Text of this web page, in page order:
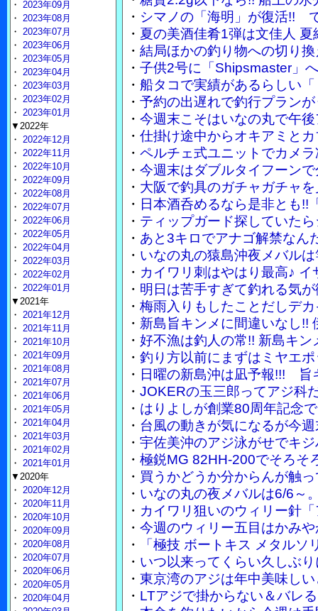
・ シマノの「海明」が復活!!
・ 夏の美酒佳肴1弾は文佳人
・ 結局ほかの釣り物への切り
・ 子供2号に「Shipsmaster」
・ 船タコで実績があるらしい
・ 予約の出遅れで釣行プラン
・ 今週末こそはいなの丸で午
・ 仕掛け途中からオキアミと
・ ペルチェ式ユニットでカメ
・ 今週末はダブルタイフーン
・ 大阪で釣具のガチャガチャ
・ 日本酒呑めるなら是非とも!!
・ ティップガード探していた
・ あと3キロでアナゴ解禁なん
・ いなの丸の猿島沖夜メバル
・ カイワリ刺はやはり最高♪
・ 明日は苦手すぎて釣れる気
・ 梅雨入りもしたことだしデ
・ 新島旨キンメに間違いなし!!
・ 好不漁は釣人の常!! 新島キ
・ 釣り方以前にまずはミヤエ
・ 日曜の新島沖は凪予報!!! 旨
・ JOKERの玉三郎ってアジ科
・ はりよしが創業80周年記念
・ 台風の動きが気になるが今
・ 宇佐美沖のアジ泳がせでキ
・ 極鋭MG 82HH-200でそろそ
・ 買うかどうか分からんが触
・ いなの丸の夜メバルは6/6～
・ カイワリ狙いのウィリー針
・ 今週のウィリー五目はかみ
・
「極技 ボートキス メタル
・ いつ以来ってくらい久しぶ
・ 東京湾のアジは年中美味し
・ LTアジで掛からない＆バレ
・ 2023年09月
・ 2023年08月
・ 2023年07月
・ 2023年06月
・ 2023年05月
・ 2023年04月
・ 2023年03月
・ 2023年02月
・ 2023年01月
▼2022年
・ 2022年12月
・ 2022年11月
・ 2022年10月
・ 2022年09月
・ 2022年08月
・ 2022年07月
・ 2022年06月
・ 2022年05月
・ 2022年04月
・ 2022年03月
・ 2022年02月
・ 2022年01月
▼2021年
・ 2021年12月
・ 2021年11月
・ 2021年10月
・ 2021年09月
・ 2021年08月
・ 2021年07月
・ 2021年06月
・ 2021年05月
・ 2021年04月
・ 2021年03月
・ 2021年02月
・ 2021年01月
▼2020年
・ 2020年12月
・ 2020年11月
・ 2020年10月
・ 2020年09月
・ 2020年08月
・ 2020年07月
・ 2020年06月
・ 2020年05月
・ 2020年04月